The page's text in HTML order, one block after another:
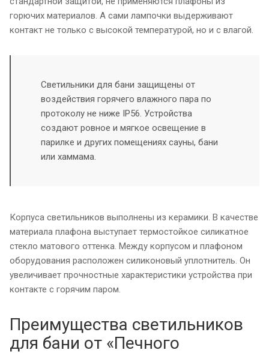
горючих материалов. А сами лампочки выдерживают
контакт не только с высокой температурой, но и с влагой.
Светильники для бани защищены от
воздействия горячего влажного пара по
протоколу не ниже IP56. Устройства
создают ровное и мягкое освещение в
парилке и других помещениях сауны, бани
или хаммама.
Корпуса светильников выполнены из керамики. В качестве
материала плафона выступает термостойкое силикатное
стекло матового оттенка. Между корпусом и плафоном
оборудования расположен силиконовый уплотнитель. Он
увеличивает прочностные характеристики устройства при
контакте с горячим паром.
Преимущества светильников
для бани от «Печного